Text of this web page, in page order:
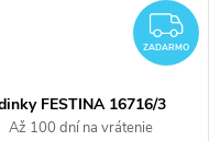
ZADARMO
FESTINA 16716/3
Až 100 dní na vrátenie